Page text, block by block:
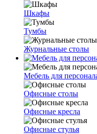
Шкафы
Тумбы
Журнальные столы
Мебель для
Офисные столы
Офисные кресла
Офисные стулья